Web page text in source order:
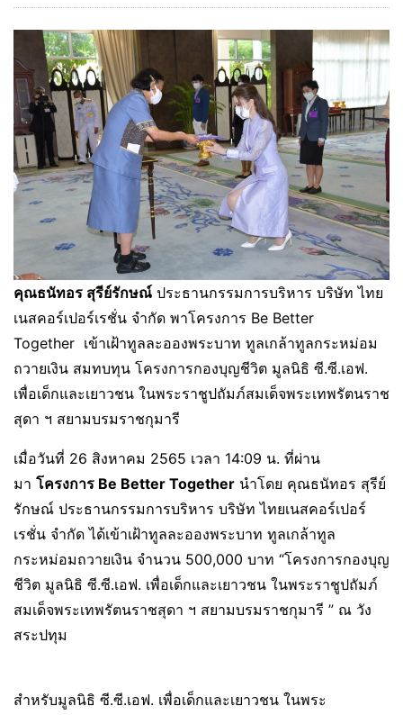
คุณธนัทอร สุรีย์รักษณ์ ประธานกรรมการบริหาร บริษัท ไทย
เนสคอร์เปอร์เรชั่น จำกัด พาโครงการ Be Better
Together เข้าเฝ้าทูลละอองพระบาท ทูลเกล้าทูลกระหม่อม
ถวายเงิน สมทบทุน โครงการกองบุญชีวิต มูลนิธิ ซี.ซี.เอฟ.
เพื่อเด็กและเยาวชน ในพระราชูปถัมภ์สมเด็จพระเทพรัตนราช
สุดา ฯ สยามบรมราชกุมารี
เมื่อวันที่ 26 สิงหาคม 2565 เวลา 14:09 น. ที่ผ่าน
มา โครงการ Be Better Together นำโดย คุณธนัทอร สุรีย์
รักษณ์ ประธานกรรมการบริหาร บริษัท ไทยเนสคอร์เปอร์
เรชั่น จำกัด ได้เข้าเฝ้าทูลละอองพระบาท ทูลเกล้าทูล
กระหม่อมถวายเงิน จำนวน 500,000 บาท “โครงการกองบุญ
ชีวิต มูลนิธิ ซี.ซี.เอฟ. เพื่อเด็กและเยาวชน ในพระราชูปถัมภ์
สมเด็จพระเทพรัตนราชสุดา ฯ สยามบรมราชกุมารี ” ณ วัง
สระปทุม
สำหรับมูลนิธิ ซี.ซี.เอฟ. เพื่อเด็กและเยาวชน ในพระ